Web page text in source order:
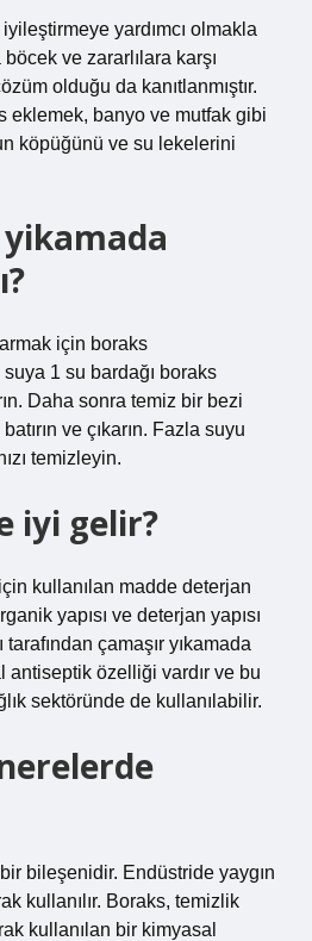
yardımcı olmakla
ve zararlılara karşı
olduğu da kanıtlanmıştır.
eklemek, banyo ve mutfak gibi
köpüğünü ve su lekelerini
için boraks
1 su bardağı boraks
Daha sonra temiz bir bezi
ve çıkarın. Fazla suyu
temizleyin.
iyi gelir?
kullanılan madde deterjan
yapısı ve deterjan yapısı
çamaşır yıkamada
antiseptik özelliği vardır ve bu
sektöründe de kullanılabilir.
bileşenidir. Endüstride yaygın
kullanılır. Boraks, temizlik
kullanılan bir kimyasal